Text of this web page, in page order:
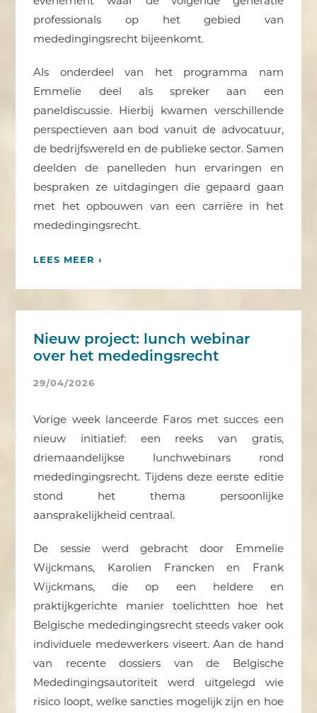
professionals op het gebied van
mededingingsrecht bijeenkomt.
Als onderdeel van het programma nam
Emmelie deel als spreker aan een
paneldiscussie. Hierbij kwamen verschillende
perspectieven aan bod vanuit de advocatuur,
de bedrijfswereld en de publieke sector. Samen
deelden de panelleden hun ervaringen en
bespraken ze uitdagingen die gepaard gaan
met het opbouwen van een carrière in het
mededingingsrecht.
LEES MEER ›
Nieuw project: lunch webinar
over het mededingsrecht
29/04/2026
Vorige week lanceerde Faros met succes een
nieuw initiatief: een reeks van gratis,
driemaandelijkse lunchwebinars rond
mededingingsrecht. Tijdens deze eerste editie
stond het thema persoonlijke
aansprakelijkheid centraal.
De sessie werd gebracht door Emmelie
Wijckmans, Karolien Francken en Frank
Wijckmans, die op een heldere en
praktijkgerichte manier toelichtten hoe het
Belgische mededingingsrecht steeds vaker ook
individuele medewerkers viseert. Aan de hand
van recente dossiers van de Belgische
Mededingingsautoriteit werd uitgelegd wie
risico loopt, welke sancties mogelijk zijn en hoe